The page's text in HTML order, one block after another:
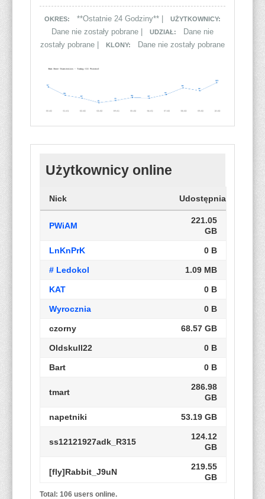
OKRES: **Ostatnie 24 Godziny** | UŻYTKOWNICY:
Dane nie zostały pobrane | UDZIAŁ:
Dane nie
zostały pobrane |
KLONY: Dane nie zostały pobrane
Użytkownicy online
Nick Udostępnianie
PWiAM
221.05
GB
LnKnPrK 0 B
# Ledokol 1.09 MB
KAT 0 B
Wyrocznia 0 B
czorny 68.57 GB
Oldskull22 0 B
Bart 0 B
tmart
286.98
GB
napetniki 53.19 GB
ss12121927adk_R315
124.12
GB
[fly]Rabbit_J9uN
219.55
GB
dancer2026
Total: 106 users online.